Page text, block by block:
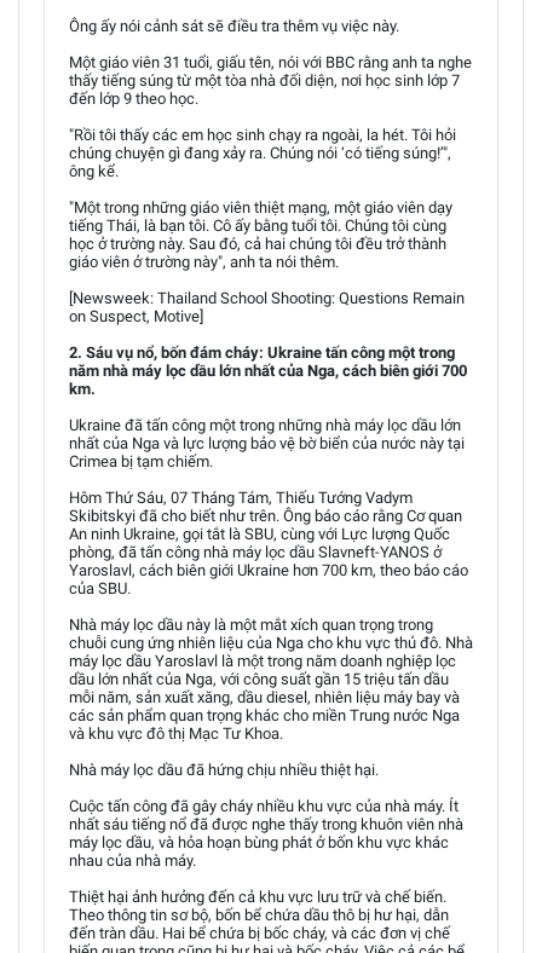
Ông ấy nói cảnh sát sẽ điều tra thêm vụ việc này.
Một giáo viên 31 tuổi, giấu tên, nói với BBC rằng anh ta nghe
thấy tiếng súng từ một tòa nhà đối diện, nơi học sinh lớp 7
đến lớp 9 theo học.
"Rồi tôi thấy các em học sinh chạy ra ngoài, la hét. Tôi hỏi
chúng chuyện gì đang xảy ra. Chúng nói ‘có tiếng súng!’",
ông kể.
"Một trong những giáo viên thiệt mạng, một giáo viên dạy
tiếng Thái, là bạn tôi. Cô ấy bằng tuổi tôi. Chúng tôi cùng
học ở trường này. Sau đó, cả hai chúng tôi đều trở thành
giáo viên ở trường này", anh ta nói thêm.
[Newsweek: Thailand School Shooting: Questions Remain
on Suspect, Motive]
2. Sáu vụ nổ, bốn đám cháy: Ukraine tấn công một trong
năm nhà máy lọc dầu lớn nhất của Nga, cách biên giới 700
km.
Ukraine đã tấn công một trong những nhà máy lọc dầu lớn
nhất của Nga và lực lượng bảo vệ bờ biển của nước này tại
Crimea bị tạm chiếm.
Hôm Thứ Sáu, 07 Tháng Tám, Thiếu Tướng Vadym
Skibitskyi đã cho biết như trên. Ông báo cáo rằng Cơ quan
An ninh Ukraine, gọi tắt là SBU, cùng với Lực lượng Quốc
phòng, đã tấn công nhà máy lọc dầu Slavneft-YANOS ở
Yaroslavl, cách biên giới Ukraine hơn 700 km, theo báo cáo
của SBU.
Nhà máy lọc dầu này là một mắt xích quan trọng trong
chuỗi cung ứng nhiên liệu của Nga cho khu vực thủ đô. Nhà
máy lọc dầu Yaroslavl là một trong năm doanh nghiệp lọc
dầu lớn nhất của Nga, với công suất gần 15 triệu tấn dầu
mỗi năm, sản xuất xăng, dầu diesel, nhiên liệu máy bay và
các sản phẩm quan trọng khác cho miền Trung nước Nga
và khu vực đô thị Mạc Tư Khoa.
Nhà máy lọc dầu đã hứng chịu nhiều thiệt hại.
Cuộc tấn công đã gây cháy nhiều khu vực của nhà máy. Ít
nhất sáu tiếng nổ đã được nghe thấy trong khuôn viên nhà
máy lọc dầu, và hỏa hoạn bùng phát ở bốn khu vực khác
nhau của nhà máy.
Thiệt hại ảnh hưởng đến cả khu vực lưu trữ và chế biến.
Theo thông tin sơ bộ, bốn bể chứa dầu thô bị hư hại, dẫn
đến tràn dầu. Hai bể chứa bị bốc cháy, và các đơn vị chế